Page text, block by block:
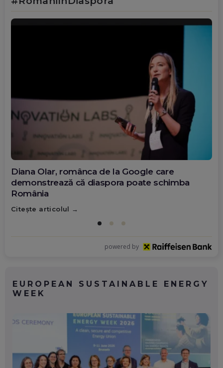
Diana Olar, românca de la Google care
demonstrează că diaspora poate schimba
România
Citește articolul
powered by
EUROPEAN SUSTAINABLE ENERGY
WEEK